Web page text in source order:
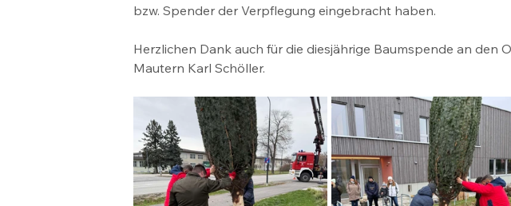
bzw. Spender der Verpflegung eingebracht haben.
Herzlichen Dank auch für die diesjährige Baumspende an den
Mautern Karl Schöller.